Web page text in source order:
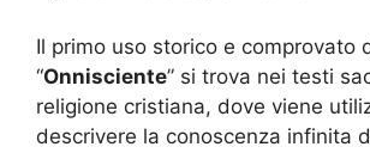
Il primo uso storico e comprovato
“Onnisciente” si trova nei testi
religione cristiana, dove viene
descrivere la conoscenza infinita